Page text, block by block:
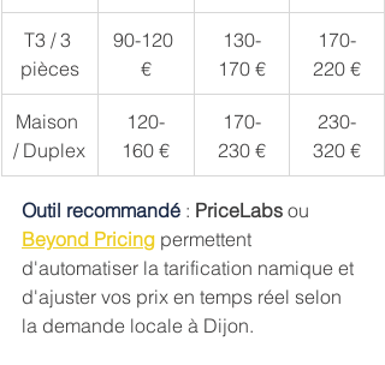
T3 / 3
pièces
90-120
€
130-
170 €
170-
220 €
Maison
/ Duplex
120-
160 €
170-
230 €
230-
320 €
Outil recommandé : PriceLabs ou
Beyond Pricing permettent
d'automatiser la tarification namique et
d'ajuster vos prix en temps réel selon
la demande locale à Dijon.